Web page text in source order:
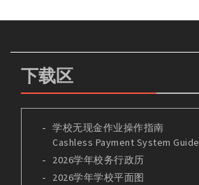
下载区
学校无现金作业操作指南
Cashless Payment System Guide
2026学年校务行政历
2026学年学校平面图